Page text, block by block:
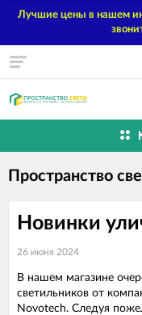
Лучшие цены в нашем
Пространство
Новинки
26 июня 2024
В нашем магазине
светильников от
Novotech. Следуя